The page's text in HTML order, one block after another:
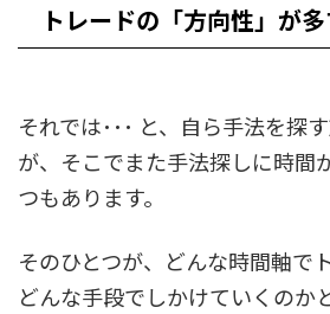
トレードの「方向性」が
それでは･･･ と、自ら手法を探
が、そこでまた手法探しに時間
つもあります。
そのひとつが、どんな時間軸で
どんな手段でしかけていくのか